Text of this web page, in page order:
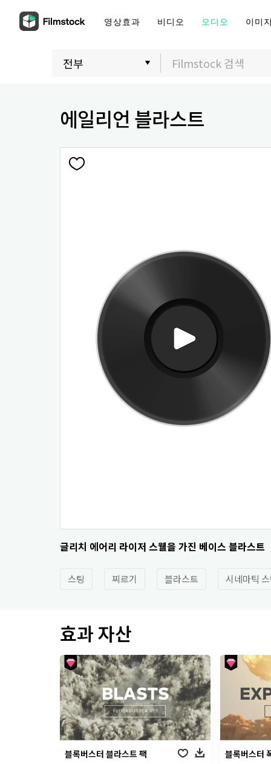
영상효과 비디오 오디오 이미
에일리언 블라스트
글리치 에어리 라이저 스웰을 가진 베이스 블라스트
스팅 찌르기 블라스트 시네마틱
효과 자산
블록버스터 블라스트 팩 블록버스터